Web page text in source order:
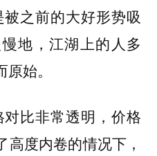
之前的大好形势吸
地，江湖上的人多
始。
比非常透明，价格
度内卷的情况下，